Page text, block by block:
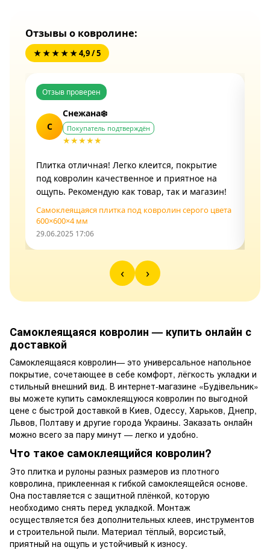
Отзывы о ковролине:
★ ★ ★ ★ ★ 4,9 / 5
Отзыв проверен
С
Снежана❄️
Покупатель подтверждён
★★★★★
Плитка отличная! Легко клеится, покрытие
под ковролин качественное и приятное на
ощупь. Рекомендую как товар, так и магазин!
Самоклеящаяся плитка под ковролин серого цвета
600×600×4 мм
29.06.2025 17:06
‹ ›
Самоклеящаяся ковролин — купить онлайн с
доставкой
Самоклеящаяся ковролин— это универсальное напольное
покрытие, сочетающее в себе комфорт, лёгкость укладки и
стильный внешний вид. В интернет-магазине «Будівельник»
вы можете купить самоклеящуюся ковролин по выгодной
цене с быстрой доставкой в Киев, Одессу, Харьков, Днепр,
Львов, Полтаву и другие города Украины. Заказать онлайн
можно всего за пару минут — легко и удобно.
Что такое самоклеящийся ковролин?
Это плитка и рулоны разных размеров из плотного
ковролина, приклеенная к гибкой самоклеящейся основе.
Она поставляется с защитной плёнкой, которую
необходимо снять перед укладкой. Монтаж
осуществляется без дополнительных клеев, инструментов
и строительной пыли. Материал тёплый, ворсистый,
приятный на ощупь и устойчивый к износу.